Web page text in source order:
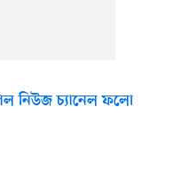
নিউজ চ্যানেল ফলো